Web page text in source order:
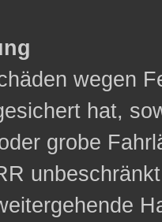
wegen
hat,
grobe